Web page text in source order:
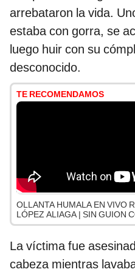
arrebataron la vida.
estaba con gorra, se
luego huir con su
desconocido.
TE RECOMENDAMOS
OLLANTA HUMALA EN VIVO
LÓPEZ ALIAGA | SIN GUION
La víctima fue
cabeza mientras